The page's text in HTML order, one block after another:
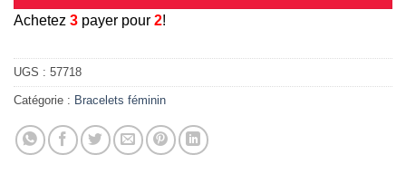
Achetez 3 payer pour 2!
UGS : 57718
Catégorie : Bracelets féminin